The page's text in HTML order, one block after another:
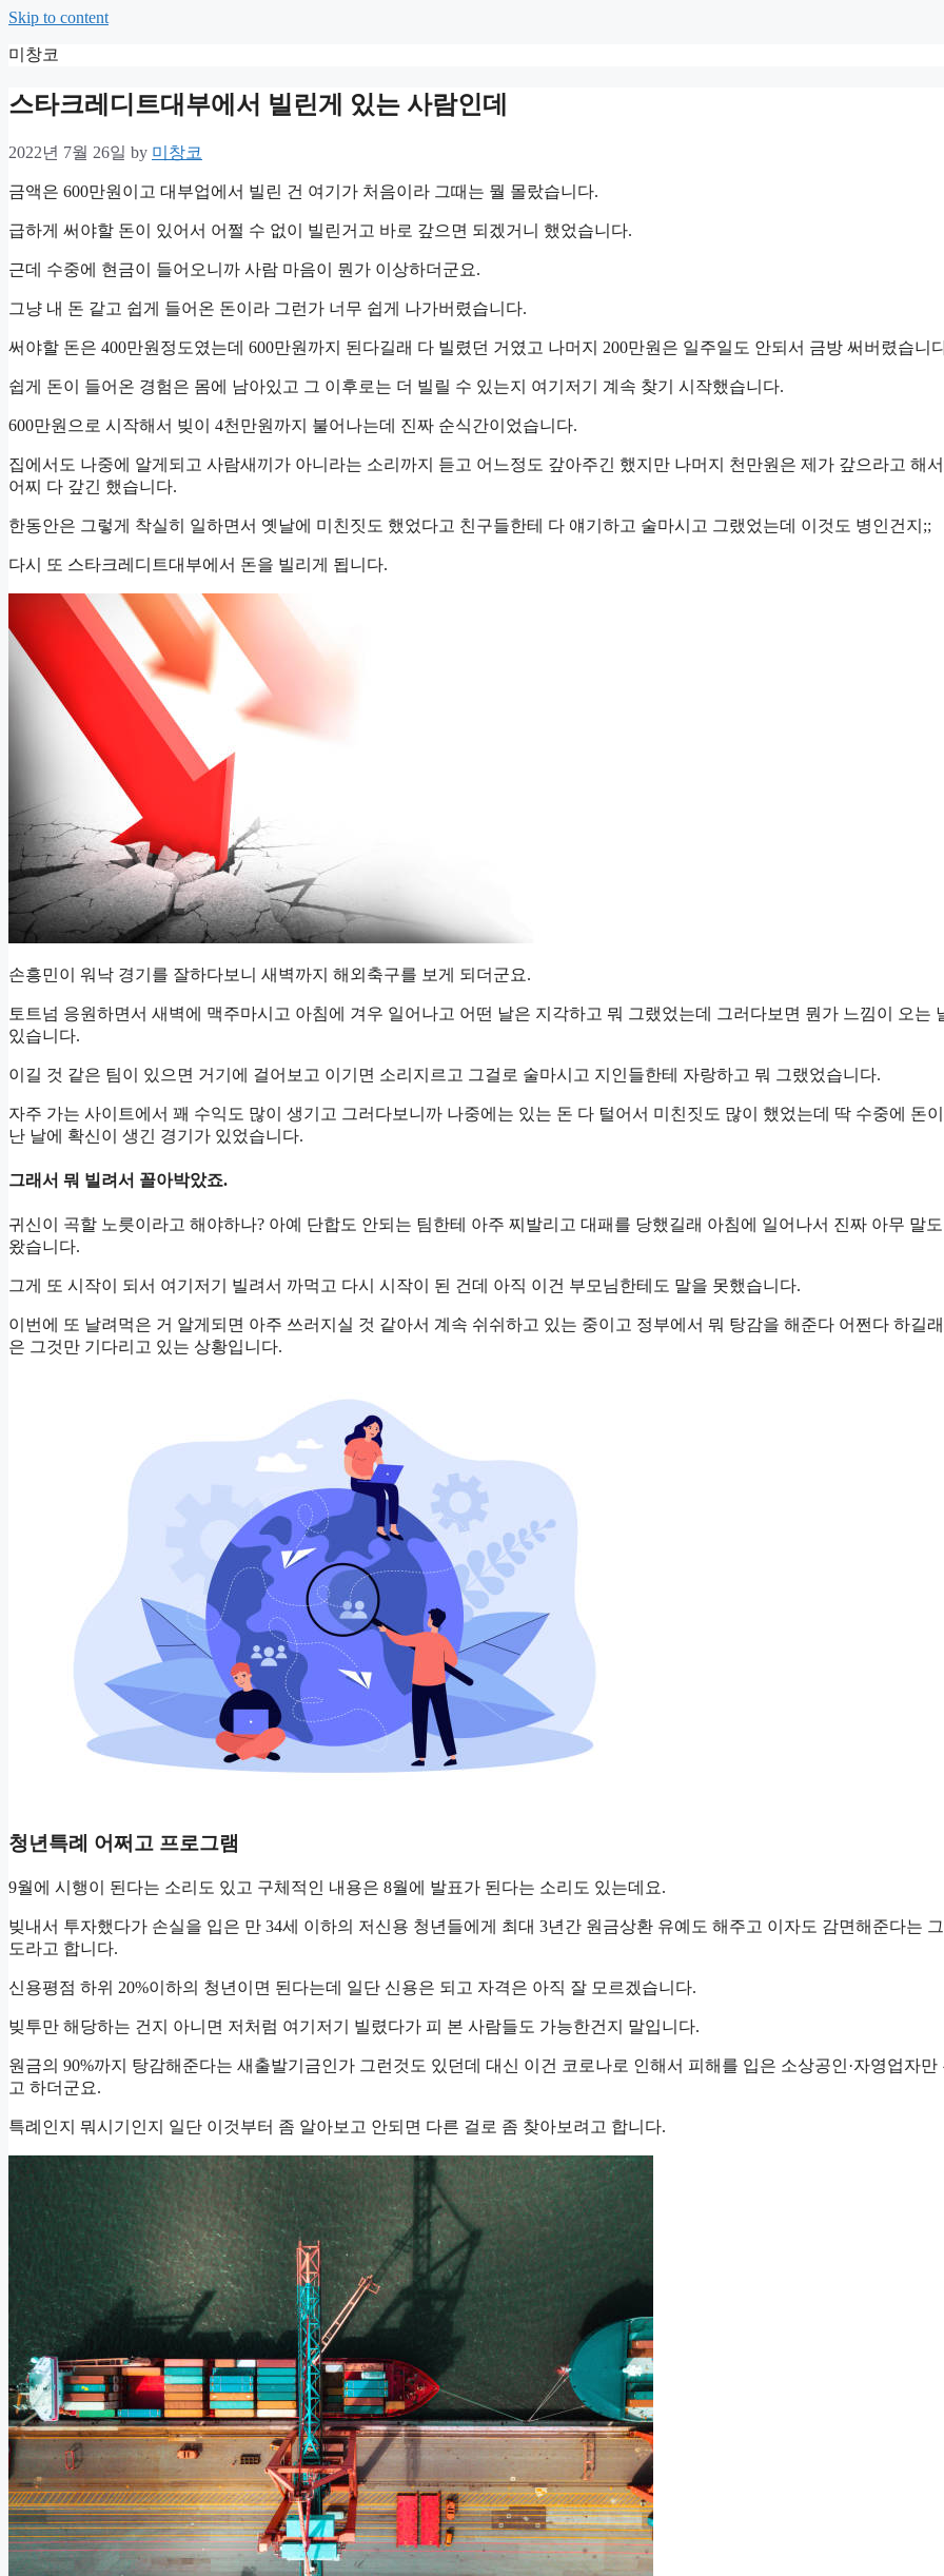
Skip to content
미창코
스타크레디트대부에서 빌린게 있는 사람인데
2022년 7월 26일 by 미창코
금액은 600만원이고 대부업에서 빌린 건 여기가 처음이라 그때는 뭘 몰랐습니다.
급하게 써야할 돈이 있어서 어쩔 수 없이 빌린거고 바로 갚으면 되겠거니 했었습니다.
근데 수중에 현금이 들어오니까 사람 마음이 뭔가 이상하더군요.
그냥 내 돈 같고 쉽게 들어온 돈이라 그런가 너무 쉽게 나가버렸습니다.
써야할 돈은 400만원정도였는데 600만원까지 된다길래 다 빌렸던 거였고 나머지 200만원은 일주일도 안되서 금방 써버렸습니
쉽게 돈이 들어온 경험은 몸에 남아있고 그 이후로는 더 빌릴 수 있는지 여기저기 계속 찾기 시작했습니다.
600만원으로 시작해서 빚이 4천만원까지 불어나는데 진짜 순식간이었습니다.
집에서도 나중에 알게되고 사람새끼가 아니라는 소리까지 듣고 어느정도 갚아주긴 했지만 나머지 천만원은 제가 갚으라고 해
어찌 다 갚긴 했습니다.
한동안은 그렇게 착실히 일하면서 옛날에 미친짓도 했었다고 친구들한테 다 얘기하고 술마시고 그랬었는데 이것도 병인건지;;
다시 또 스타크레디트대부에서 돈을 빌리게 됩니다.
손흥민이 워낙 경기를 잘하다보니 새벽까지 해외축구를 보게 되더군요.
토트넘 응원하면서 새벽에 맥주마시고 아침에 겨우 일어나고 어떤 날은 지각하고 뭐 그랬었는데 그러다보면 뭔가 느낌이 오는
있습니다.
이길 것 같은 팀이 있으면 거기에 걸어보고 이기면 소리지르고 그걸로 술마시고 지인들한테 자랑하고 뭐 그랬었습니다.
자주 가는 사이트에서 꽤 수익도 많이 생기고 그러다보니까 나중에는 있는 돈 다 털어서 미친짓도 많이 했었는데 딱 수중에 돈
난 날에 확신이 생긴 경기가 있었습니다.
그래서 뭐 빌려서 꼴아박았죠.
귀신이 곡할 노릇이라고 해야하나? 아예 단합도 안되는 팀한테 아주 찌발리고 대패를 당했길래 아침에 일어나서 진짜 아무 말
왔습니다.
그게 또 시작이 되서 여기저기 빌려서 까먹고 다시 시작이 된 건데 아직 이건 부모님한테도 말을 못했습니다.
이번에 또 날려먹은 거 알게되면 아주 쓰러지실 것 같아서 계속 쉬쉬하고 있는 중이고 정부에서 뭐 탕감을 해준다 어쩐다 하길
은 그것만 기다리고 있는 상황입니다.
청년특례 어쩌고 프로그램
9월에 시행이 된다는 소리도 있고 구체적인 내용은 8월에 발표가 된다는 소리도 있는데요.
빚내서 투자했다가 손실을 입은 만 34세 이하의 저신용 청년들에게 최대 3년간 원금상환 유예도 해주고 이자도 감면해준다는
도라고 합니다.
신용평점 하위 20%이하의 청년이면 된다는데 일단 신용은 되고 자격은 아직 잘 모르겠습니다.
빚투만 해당하는 건지 아니면 저처럼 여기저기 빌렸다가 피 본 사람들도 가능한건지 말입니다.
원금의 90%까지 탕감해준다는 새출발기금인가 그런것도 있던데 대신 이건 코로나로 인해서 피해를 입은 소상공인·자영업자만
고 하더군요.
특례인지 뭐시기인지 일단 이것부터 좀 알아보고 안되면 다른 걸로 좀 찾아보려고 합니다.